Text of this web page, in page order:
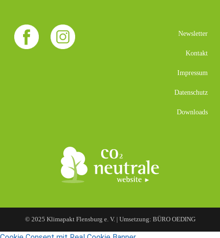
Newsletter
Kontakt
Impressum
Datenschutz
Downloads
© 2025 Klimapakt Flensburg e. V. | Umsetzung: BÜRO OEDING